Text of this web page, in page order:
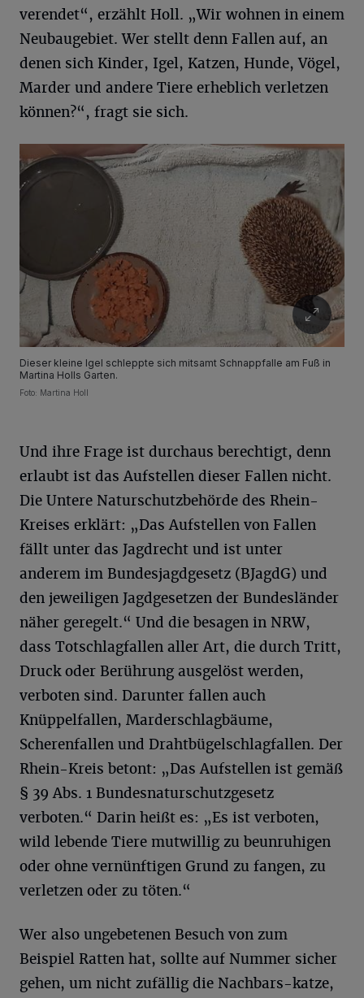
verendet“, erzählt Holl. „Wir wohnen in einem
Neubaugebiet. Wer stellt denn Fallen auf, an
denen sich Kinder, Igel, Katzen, Hunde, Vögel,
Marder und andere Tiere erheblich verletzen
können?“, fragt sie sich.
Dieser kleine Igel schleppte sich mitsamt Schnappfalle am Fuß in
Martina Holls Garten.
Foto: Martina Holl
Und ihre Frage ist durchaus berechtigt, denn
erlaubt ist das Aufstellen dieser Fallen nicht.
Die Untere Naturschutzbehörde des Rhein-
Kreises erklärt: „Das Aufstellen von Fallen
fällt unter das Jagdrecht und ist unter
anderem im Bundesjagdgesetz (BJagdG) und
den jeweiligen Jagdgesetzen der Bundesländer
näher geregelt.“ Und die besagen in NRW,
dass Totschlagfallen aller Art, die durch Tritt,
Druck oder Berührung ausgelöst werden,
verboten sind. Darunter fallen auch
Knüppelfallen, Marderschlagbäume,
Scherenfallen und Drahtbügelschlagfallen. Der
Rhein-Kreis betont: „Das Aufstellen ist gemäß
§ 39 Abs. 1 Bundesnaturschutzgesetz
verboten.“ Darin heißt es: „Es ist verboten,
wild lebende Tiere mutwillig zu beunruhigen
oder ohne vernünftigen Grund zu fangen, zu
verletzen oder zu töten.“
Wer also ungebetenen Besuch von zum
Beispiel Ratten hat, sollte auf Nummer sicher
gehen, um nicht zufällig die Nachbars-katze,